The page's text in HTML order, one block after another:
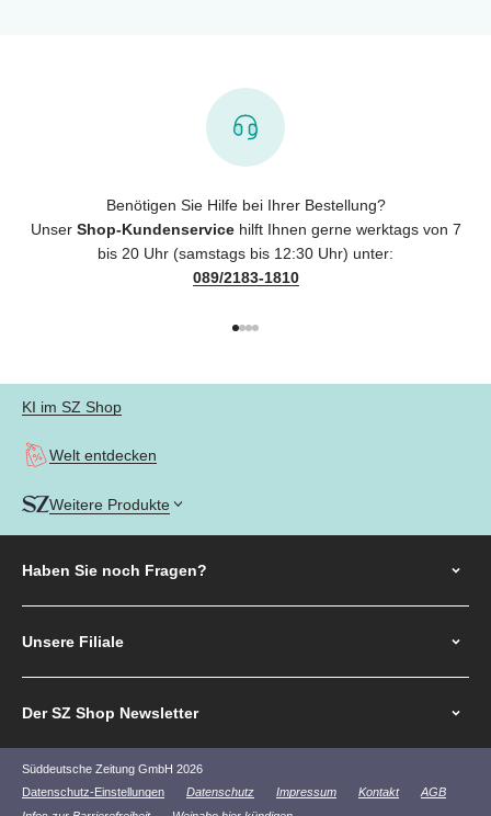
Benötigen Sie Hilfe bei Ihrer Bestellung?
Unser Shop-Kundenservicehilft Ihnen gerne werktags von 7
bis 20 Uhr (samstags bis 12:30 Uhr) unter:
089/2183-1810
KI im SZ Shop
Welt entdecken
Weitere Produkte
Haben Sie noch Fragen?
Unsere Filiale
Der SZ Shop Newsletter
Süddeutsche Zeitung GmbH 2026
Datenschutz-Einstellungen
Datenschutz Impressum Kontakt
AGB